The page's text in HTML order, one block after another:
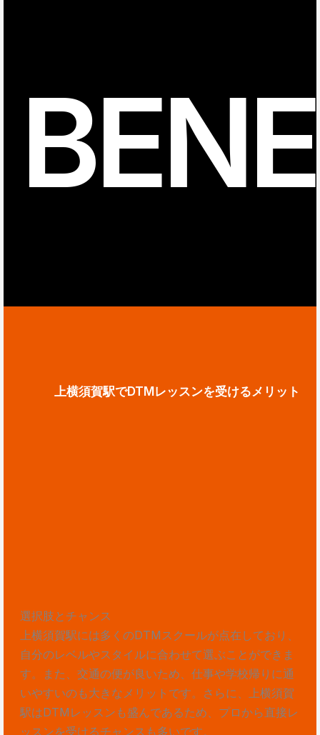
上横須賀駅でDTMレッスンを受けるメリット
選択肢とチャンス
上横須賀駅には多くのDTMスクールが点在しており、
自分のレベルやスタイルに合わせて選ぶことができま
す。また、交通の便が良いため、仕事や学校帰りに通
いやすいのも大きなメリットです。さらに、上横須賀
駅はDTMレッスンも盛んであるため、プロから直接レ
ッスンを受けるチャンスも多いです。